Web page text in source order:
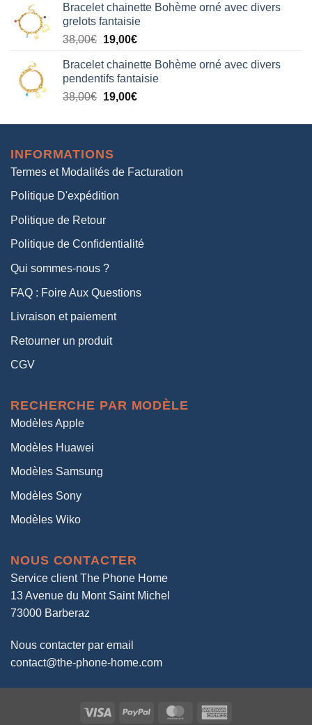
initial
était :
38,00€.
actuel
est :
19,00€.
Bracelet chainette Bohème orné avec divers
grelots fantaisie
38,00€ Le
initial
était :
38,00€.
19,00€Le
actuel
est :
19,00€.
Bracelet chainette Bohème orné avec divers
pendentifs fantaisie
38,00€ Le
initial
38,00€.
19,00€Le
actuel
INFORMATIONS
Termes et Modalités de Facturation
Politique D'expédition
Politique de Retour
Politique de Confidentialité
Qui sommes-nous ?
FAQ : Foire Aux Questions
Livraison et paiement
Retourner un produit
CGV
RECHERCHE PAR MODÈLE
Modèles Apple
Modèles Huawei
Modèles Samsung
Modèles Sony
Modèles Wiko
NOUS CONTACTER
Service client The Phone Home
13 Avenue du Mont Saint Michel
73000 Barberaz
Nous contacter par email
contact@the-phone-home.com
Visa PayPal MasterCard